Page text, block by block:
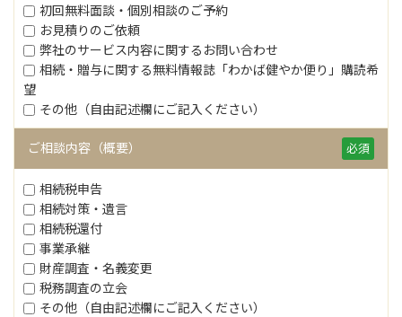
初回無料面談・個別相談のご予約
お見積りのご依頼
弊社のサービス内容に関するお問い合わせ
相続・贈与に関する無料情報誌「わかば健やか便り」購読希
望
その他（自由記述欄にご記入ください）
ご相談内容（概要） 必須
相続税申告
相続対策・遺言
相続税還付
事業承継
財産調査・名義変更
税務調査の立会
その他（自由記述欄にご記入ください）